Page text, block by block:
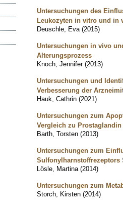
Untersuchungen des
Leukozyten in vitro und in
Deuschle, Eva (2015)
Untersuchungen in vivo
Alterungsprozess
Knoch, Jennifer (2013)
Untersuchungen und
Verbesserung der
Hauk, Cathrin (2021)
Untersuchungen zum
Vergleich zu
Barth, Torsten (2013)
Untersuchungen zum
Sulfonylharnstoffrezeptors
Lösle, Martina (2014)
Untersuchungen zum
Storch, Kirsten (2014)